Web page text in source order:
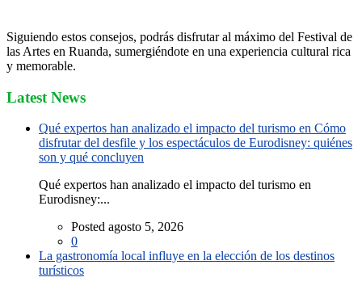
Siguiendo estos consejos, podrás disfrutar al máximo del Festival de
las Artes en Ruanda, sumergiéndote en una experiencia cultural rica
y memorable.
Latest News
Qué expertos han analizado el impacto del turismo en Cómo
disfrutar del desfile y los espectáculos de Eurodisney: quiénes
son y qué concluyen
Qué expertos han analizado el impacto del turismo en
Eurodisney:...
Posted agosto 5, 2026
0
La gastronomía local influye en la elección de los destinos
turísticos